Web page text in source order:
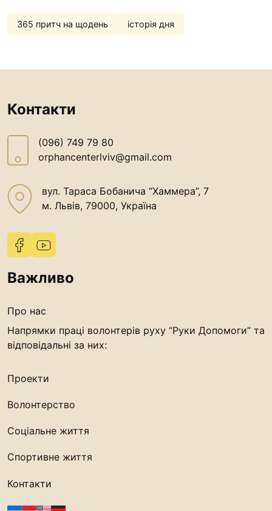
365 притч на щодень історія дня
Контакти
(096) 749 79 80
orphancenterlviv@gmail.com
вул. Тараса Бобанича “Хаммера”, 7
м. Львів, 79000, Україна
Важливо
Про нас
Напрямки праці волонтерів руху “Руки Допомоги” та
відповідальні за них:
Проекти
Волонтерство
Соціальне життя
Спортивне життя
Контакти